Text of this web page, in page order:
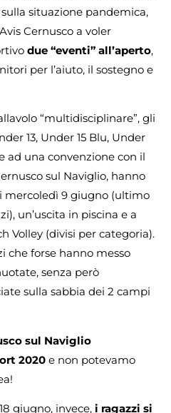
situazione pandemica,
Cernusco a voler
due “eventi” all’aperto,
per l’aiuto, il sostegno e
“multidisciplinare”, gli
13, Under 15 Blu, Under
ad una convenzione con il
sul Naviglio, hanno
mercoledì 9 giugno (ultimo
un’uscita in piscina e a
Volley (divisi per categoria).
che forse hanno messo
senza però
sulla sabbia dei 2 campi
sul Naviglio
2020 e non potevamo
giugno, invece, i ragazzi si